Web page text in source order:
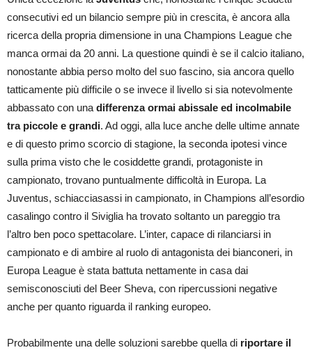
consecutivi ed un bilancio sempre più in crescita, è ancora alla
ricerca della propria dimensione in una Champions League che
manca ormai da 20 anni. La questione quindi è se il calcio italiano,
nonostante abbia perso molto del suo fascino, sia ancora quello
tatticamente più difficile o se invece il livello si sia notevolmente
abbassato con una differenza ormai abissale ed incolmabile
tra piccole e grandi. Ad oggi, alla luce anche delle ultime annate
e di questo primo scorcio di stagione, la seconda ipotesi vince
sulla prima visto che le cosiddette grandi, protagoniste in
campionato, trovano puntualmente difficoltà in Europa. La
Juventus, schiacciasassi in campionato, in Champions all’esordio
casalingo contro il Siviglia ha trovato soltanto un pareggio tra
l’altro ben poco spettacolare. L’inter, capace di rilanciarsi in
campionato e di ambire al ruolo di antagonista dei bianconeri, in
Europa League è stata battuta nettamente in casa dai
semisconosciuti del Beer Sheva, con ripercussioni negative
anche per quanto riguarda il ranking europeo.
Probabilmente una delle soluzioni sarebbe quella di riportare il